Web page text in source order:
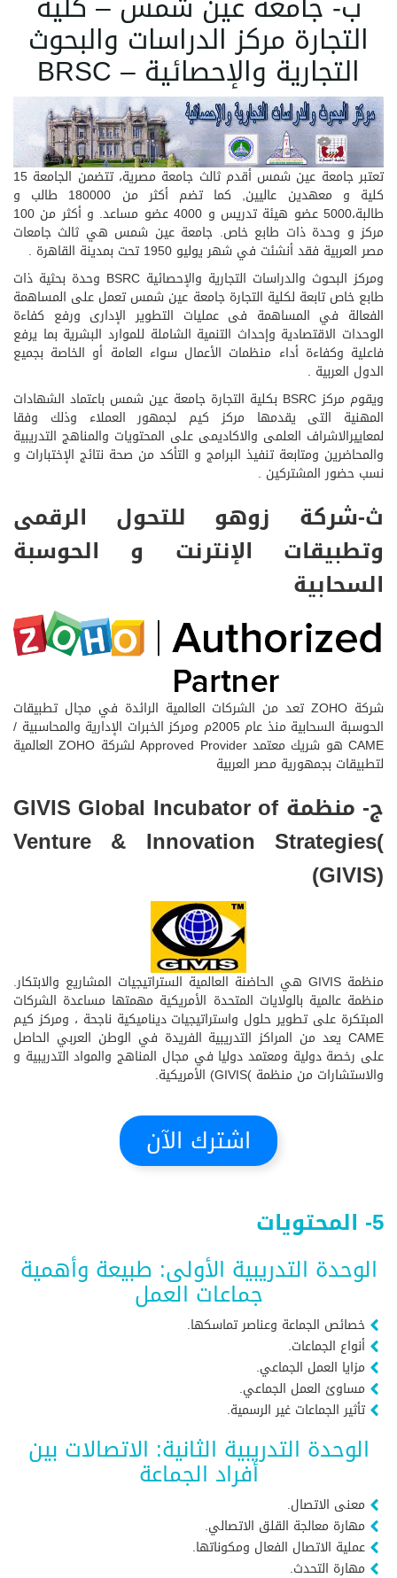
التجارة مركز الدراسات والبحوث
التجارية والإحصائية – BRSC
تعتبر جامعة عين شمس أقدم ثالث جامعة مصرية، تتضمن الجامعة 15
كلية و معهدين عاليين, كما تضم أكثر من 180000 طالب و
طالبة،5000 عضو هيئة تدريس و 4000 عضو مساعد. و أكثر من 100
مركز و وحدة ذات طابع خاص. جامعة عين شمس هي ثالث جامعات
مصر العربية فقد أنشئت في شهر يوليو 1950 تحت بمدينة القاهرة .
ومركز البحوث والدراسات التجارية والإحصائية BSRC وحدة بحثية ذات
طابع خاص تابعة لكلية التجارة جامعة عين شمس تعمل على المساهمة
الفعالة في المساهمة فى عمليات التطوير الإدارى ورفع كفاءة
الوحدات الاقتصادية وإحداث التنمية الشاملة للموارد البشرية بما يرفع
فاعلية وكفاءة أداء منظمات الأعمال سواء العامة أو الخاصة بجميع
الدول العربية .
ويقوم مركز BSRC بكلية التجارة جامعة عين شمس باعتماد الشهادات
المهنية التى يقدمها مركز كيم لجمهور العملاء وذلك وفقا
لمعاييرالاشراف العلمى والاكاديمى على المحتويات والمناهج التدريبية
والمحاضرين ومتابعة تنفيذ البرامج و التأكد من صحة نتائج الإختبارات و
نسب حضور المشتركين .
ث-شركة زوهو للتحول الرقمى
وتطبيقات الإنترنت و الحوسبة
السحابية
شركة ZOHO تعد من الشركات العالمية الرائدة في مجال تطبيقات
الحوسبة السحابية منذ عام 2005م ومركز الخبرات الإدارية والمحاسبية /
CAME هو شريك معتمد Approved Provider لشركة ZOHO العالمية
لتطبيقات بجمهورية مصر العربية
ج- منظمة GIVIS Global Incubator of
Venture & Innovation Strategies(
(GIVIS)
منظمة GIVIS هي الحاضنة العالمية الستراتيجيات المشاريع والابتكار.
منظمة عالمية بالولايات المتحدة الأمريكية مهمتها مساعدة الشركات
المبتكرة على تطوير حلول واستراتيجيات ديناميكية ناجحة ، ومركز كيم
CAME يعد من المراكز التدريبية الفريدة في الوطن العربي الحاصل
على رخصة دولية ومعتمد دوليا في مجال المناهج والمواد التدريبية و
والاستشارات من منظمة )GIVIS) الأمريكية.
اشترك الآن
5- المحتويات
الوحدة التدريبية الأولى: طبيعة وأهمية
جماعات العمل
خصائص الجماعة وعناصر تماسكها.
أنواع الجماعات.
مزايا العمل الجماعي.
مساوئ العمل الجماعي.
تأثير الجماعات غير الرسمية.
الوحدة التدريبية الثانية: الاتصالات بين
أفراد الجماعة
معنى الاتصال.
مهارة معالجة القلق الاتصالي.
عملية الاتصال الفعال ومكوناتها.
مهارة التحدث.